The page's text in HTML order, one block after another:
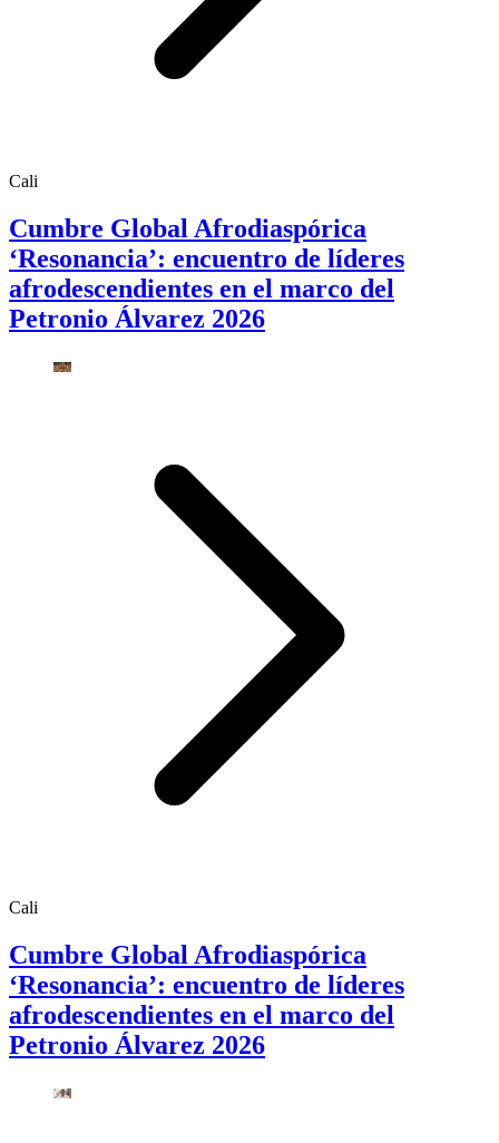
Cali
Cumbre Global Afrodiaspórica
‘Resonancia’: encuentro de líderes
afrodescendientes en el marco del
Petronio Álvarez 2026
Cali
Cumbre Global Afrodiaspórica
‘Resonancia’: encuentro de líderes
afrodescendientes en el marco del
Petronio Álvarez 2026